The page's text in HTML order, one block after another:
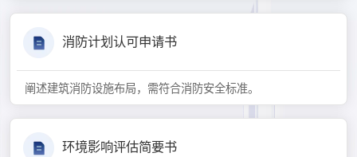
消防计划认可申请书
阐述建筑消防设施布局，需符合消防安全标准。
环境影响评估简要书